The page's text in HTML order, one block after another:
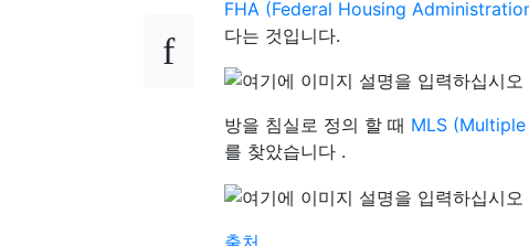
FHA (Federal Housing
다는 것입니다.
방을 침실로 정의 할 때 MLS
를 찾았습니다 .
출처